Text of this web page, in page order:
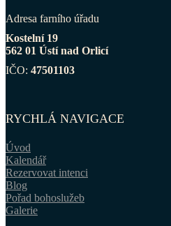
Adresa farního úřadu
Kostelní 19
562 01 Ústí nad Orlicí
IČO: 47501103
RYCHLÁ NAVIGACE
Úvod
Kalendář
Rezervovat intenci
Blog
Pořad bohoslužeb
Galerie